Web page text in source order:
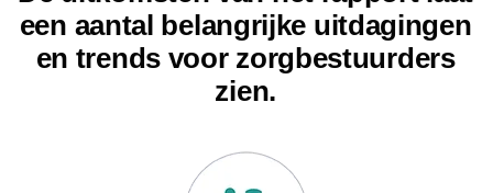
een aantal belangrijke uitdagingen
en trends voor zorgbestuurders
zien.